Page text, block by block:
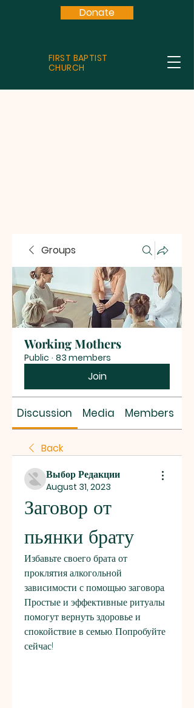
Donate
FIRST BAPTIST
CHURCH
Groups
Working Mothers
Public · 83 members
Join
Discussion Media Members
Back
Выбор Редакции
August 31, 2023
Заговор от
пьянки брату
Избавьте своего брата от
проклятия алкогольной
зависимости с помощью заговора.
Простые и эффективные ритуалы
помогут вернуть здоровье и
спокойствие в семью. Попробуйте
сейчас!